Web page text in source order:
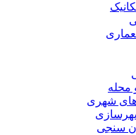
شهری